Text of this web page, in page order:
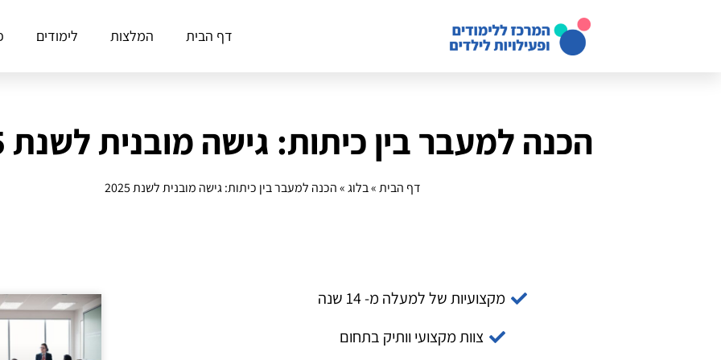
דף הבית המלצות לימודים
הכנה למעבר בין כיתות: גישה מובנית לשנת 2025
דף הבית»בלוג»הכנה למעבר בין כיתות: גישה מובנית לשנת 2025
מקצועיות של למעלה מ- 14 שנה
צוות מקצועי וותיק בתחום